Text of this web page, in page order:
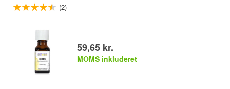
(2)
59,65 kr.
MOMS inkluderet